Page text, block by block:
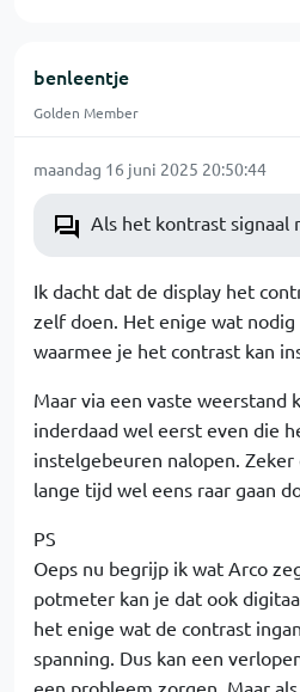
benleentje
Golden Member
maandag 16 juni 2025 20:50:44
Als het kontrast signaal
Ik dacht dat de display het
zelf doen. Het enige wat
waarmee je het contrast kan
Maar via een vaste weerstand
inderdaad wel eerst even die
instelgebeuren nalopen.
lange tijd wel eens raar gaan
PS
Oeps nu begrijp ik wat Arco
potmeter kan je dat ook
het enige wat de contrast
spanning. Dus kan een